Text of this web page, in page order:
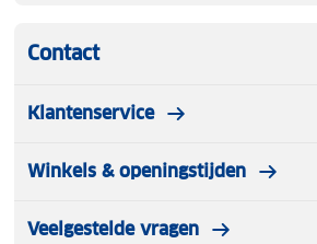
Contact
Klantenservice
Winkels & openingstijden
Veelgestelde vragen